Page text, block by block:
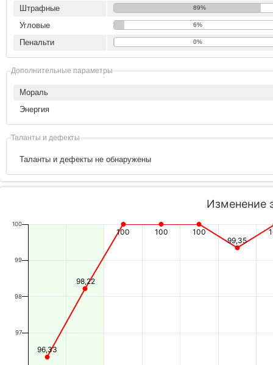
Штрафные 89%
Угловые 6%
Пенальти 0%
Дополнительные параметры
Мораль
Энергия
Таланты и дефекты
Таланты и дефекты не обнаружены
Изменение
96,33
98,22
100 100
100
99,35
97
98
99
100